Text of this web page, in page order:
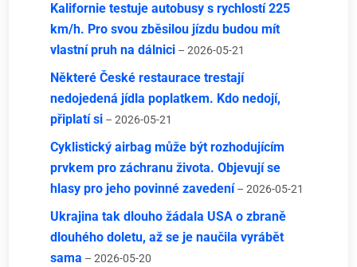
Kalifornie testuje autobusy s rychlostí 225
km/h. Pro svou zběsilou jízdu budou mít
vlastní pruh na dálnici – 2026-05-21
Některé České restaurace trestají
nedojedená jídla poplatkem. Kdo nedojí,
připlatí si – 2026-05-21
Cyklistický airbag může být rozhodujícím
prvkem pro záchranu života. Objevují se
hlasy pro jeho povinné zavedení – 2026-05-21
Ukrajina tak dlouho žádala USA o zbraně
dlouhého doletu, až se je naučila vyrábět
sama – 2026-05-20